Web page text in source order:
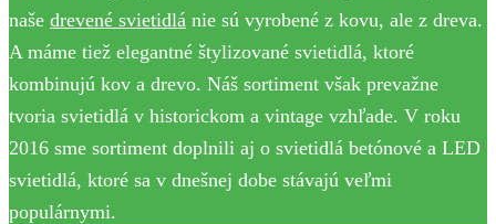
naše drevené svietidlá nie sú vyrobené z kovu, ale z dreva.
A máme tiež elegantné štylizované svietidlá, ktoré
kombinujú kov a drevo. Náš sortiment však prevažne
tvoria svietidlá v historickom a vintage vzhľade. V roku
2016 sme sortiment doplnili aj o svietidlá betónové a LED
svietidlá, ktoré sa v dnešnej dobe stávajú veľmi
populárnymi.